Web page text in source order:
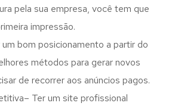
pela sua empresa, você tem que
impressão.
bom posicionamento a partir do
métodos para gerar novos
de recorrer aos anúncios pagos.
Ter um site profissional